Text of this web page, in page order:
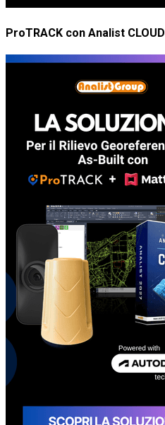
ProTRACK con Analist CLOUD